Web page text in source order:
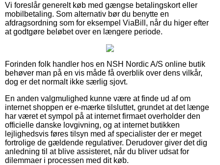
Vi foreslår generelt køb med gængse betalingskort eller
mobilbetaling. Som alternativ bør du benytte en
afdragsordning som for eksempel ViaBill, når du higer efter
at godtgøre beløbet over en længere periode.
Forinden folk handler hos en NSH Nordic A/S online butik
behøver man på en vis måde få overblik over dens vilkår,
dog er det normalt ikke særlig sjovt.
En anden valgmulighed kunne være at finde ud af om
internet shoppen er e-mærke tilsluttet, grundet at det længe
har været et sympol på at internet firmaet overholder den
officielle danske lovgivning, og at internet butikken
lejlighedsvis føres tilsyn med af specialister der er meget
fortrolige de gældende regulativer. Derudover giver det dig
anledning til at blive assisteret, når du bliver udsat for
dilemmaer i processen med dit køb.